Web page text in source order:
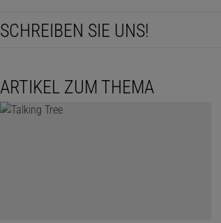
SCHREIBEN SIE UNS!
ARTIKEL ZUM THEMA